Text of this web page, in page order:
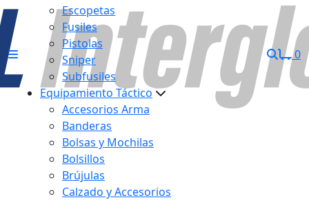
Escopetas
Fusiles
Pistolas
Sniper
Subfusiles
Equipamiento Táctico
Accesorios Arma
Banderas
Bolsas y Mochilas
Bolsillos
Brújulas
Calzado y Accesorios
0